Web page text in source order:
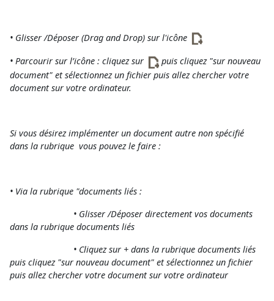
• Glisser /Déposer (Drag and Drop) sur l'icône
• Parcourir sur l’icône : cliquez sur
puis cliquez "sur nouveau
document" et sélectionnez un fichier puis allez chercher votre
document sur votre ordinateur.
Si vous désirez implémenter un document autre non spécifié
dans la rubrique vous pouvez le faire :
• Via la rubrique "documents liés :
• Glisser /Déposer directement vos documents
dans la rubrique documents liés
• Cliquez sur + dans la rubrique documents liés
puis cliquez "sur nouveau document" et sélectionnez un fichier
puis allez chercher votre document sur votre ordinateur